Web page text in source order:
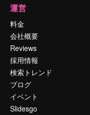
運営
料金
会社概要
Reviews
採用情報
検索トレンド
ブログ
イベント
Slidesgo